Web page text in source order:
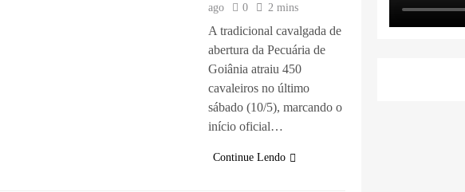
ago
0 2 mins
A tradicional cavalgada de
abertura da Pecuária de
Goiânia atraiu 450
cavaleiros no último
sábado (10/5), marcando o
início oficial…
Continue Lendo